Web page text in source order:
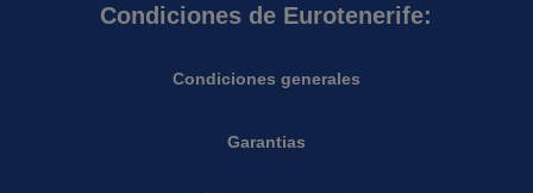
Condiciones de Eurotenerife:
Condiciones generales
Garantias